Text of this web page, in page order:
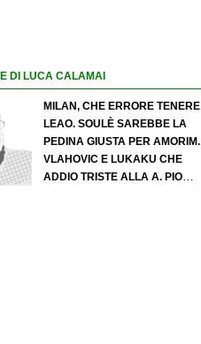
DI LUCA CALAMAI
MILAN, CHE ERRORE TENERE
LEAO. SOULÈ SAREBBE LA
PEDINA GIUSTA PER AMORIM.
VLAHOVIC E LUKAKU CHE
ADDIO TRISTE ALLA A. PIO